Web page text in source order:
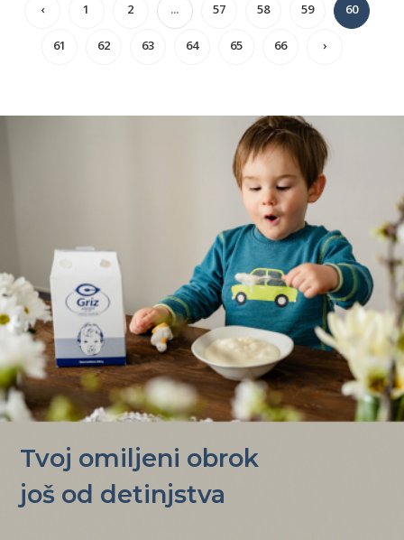
‹ 1 2 ... 57 58 59 60
61 62 63 64 65 66 ›
Tvoj omiljeni obrok
još od detinjstva